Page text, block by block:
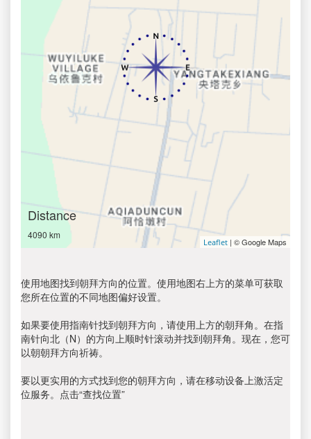
Distance
4090 km
Leaflet | © Google Maps
使用地图找到朝拜方向的位置。使用地图右上方的菜单可获取
您所在位置的不同地图偏好设置。
如果要使用指南针找到朝拜方向，请使用上方的朝拜角。在指
南针向北（N）的方向上顺时针滚动并找到朝拜角。现在，您可
以朝朝拜方向祈祷。
要以更实用的方式找到您的朝拜方向，请在移动设备上激活定
位服务。点击“查找位置”